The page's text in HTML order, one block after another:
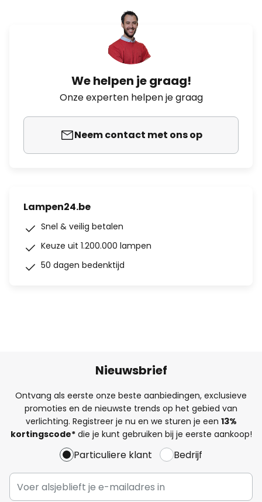
We helpen je graag!
Onze experten helpen je graag
Neem contact met ons op
Lampen24.be
Snel & veilig betalen
Keuze uit 1.200.000 lampen
50 dagen bedenktijd
Nieuwsbrief
Ontvang als eerste onze beste aanbiedingen, exclusieve
promoties en de nieuwste trends op het gebied van
verlichting. Registreer je nu en we sturen je een 13%
kortingscode*die je kunt gebruiken bij je eerste aankoop!
Particuliere klant Bedrijf